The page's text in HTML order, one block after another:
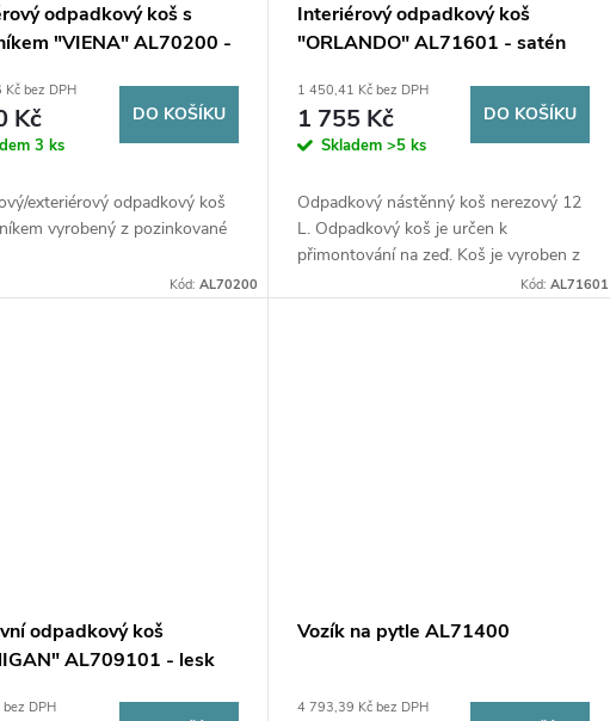
odpadkový koš s
"VIENA" AL70200 -
bez DPH
Kč
3 ks
DO KOŠÍKU
exteriérový odpadkový koš
vyrobený z pozinkované
Kód: AL70200
Interiérový odpadkový koš
"ORLANDO" AL71601 - satén
1 450,41 Kč bez DPH
1 755 Kč
Skladem >5 ks
DO KOŠÍKU
Odpadkový nástěnný koš nerezový 12
L. Odpadkový koš je určen k
přimontování na zeď. Koš je vyroben z
nerezové oceli s povrchovou úpravou
Kód: AL71601
odpadkový koš
AL709101 - lesk
DPH
Vozík na pytle AL71400
4 793,39 Kč bez DPH